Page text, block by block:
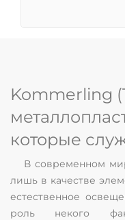
Kommerling
которые
В современном
лишь в качестве
естественное
роль некого